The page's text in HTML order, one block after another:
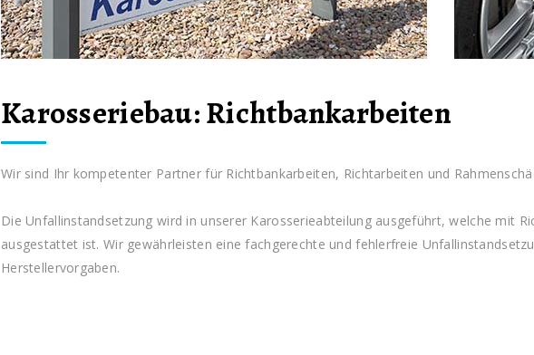
Karosseriebau: Richtbankarbeiten
Wir sind Ihr kompetenter Partner für Richtbankarbeiten, Richtarbeiten und
Die Unfallinstandsetzung wird in unserer Karosserieabteilung ausgeführt, welche mit
ausgestattet ist. Wir gewährleisten eine fachgerechte und fehlerfreie
Herstellervorgaben.